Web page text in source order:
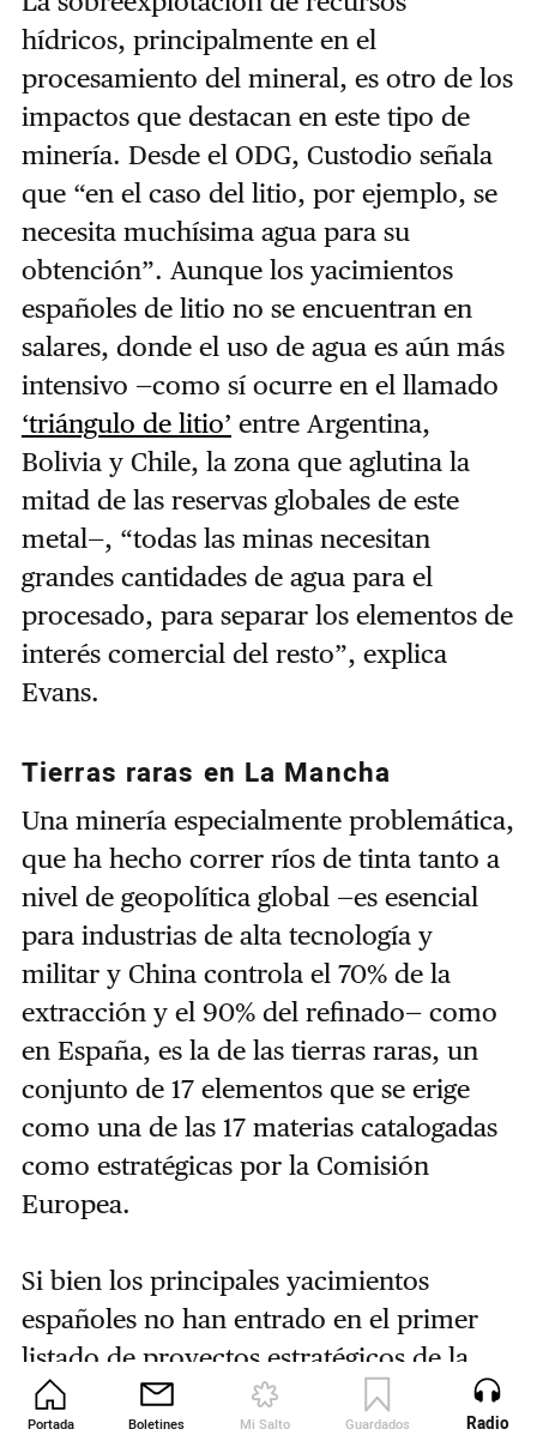
Portada Boletines Mi Salto Guardados Revista
hídricos, principalmente en el
procesamiento del mineral, es otro de los
impactos que destacan en este tipo de
minería. Desde el ODG, Custodio señala
que “en el caso del litio, por ejemplo, se
necesita muchísima agua para su
obtención”. Aunque los yacimientos
españoles de litio no se encuentran en
salares, donde el uso de agua es aún más
intensivo —como sí ocurre en el llamado
‘triángulo de litio’ entre Argentina,
Bolivia y Chile, la zona que aglutina la
mitad de las reservas globales de este
metal—, “todas las minas necesitan
grandes cantidades de agua para el
procesado, para separar los elementos de
interés comercial del resto”, explica
Evans.
Tierras raras en La Mancha
Una minería especialmente problemática,
que ha hecho correr ríos de tinta tanto a
nivel de geopolítica global —es esencial
para industrias de alta tecnología y
militar y China controla el 70% de la
extracción y el 90% del refinado— como
en España, es la de las tierras raras, un
conjunto de 17 elementos que se erige
como una de las 17 materias catalogadas
como estratégicas por la Comisión
Europea.
Si bien los principales yacimientos
españoles no han entrado en el primer
listado de proyectos estratégicos de la
UE, el mayor, llamado
Matamulas
, entre
Radio